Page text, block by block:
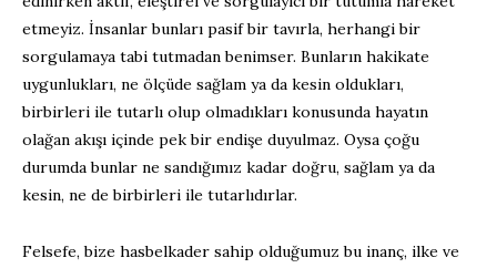
etmeyiz. İnsanlar bunları pasif bir tavırla, herhangi bir
sorgulamaya tabi tutmadan benimser. Bunların hakikate
uygunlukları, ne ölçüde sağlam ya da kesin oldukları,
birbirleri ile tutarlı olup olmadıkları konusunda hayatın
olağan akışı içinde pek bir endişe duyulmaz. Oysa çoğu
durumda bunlar ne sandığımız kadar doğru, sağlam ya da
kesin, ne de birbirleri ile tutarlıdırlar.
Felsefe, bize hasbelkader sahip olduğumuz bu inanç, ilke ve